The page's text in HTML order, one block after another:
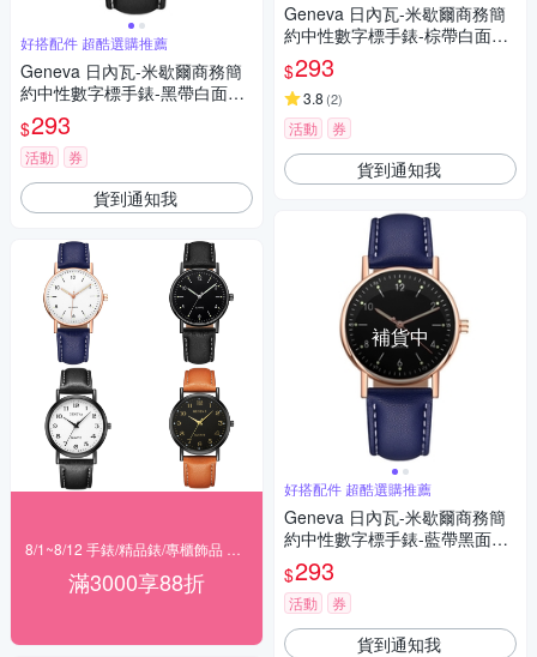
好搭配件 超酷選購推薦
Geneva 日內瓦-米歇爾商務簡
約中性數字標手錶-黑帶白面黑
框/36mm
$293
活動 券
貨到通知我
滿3000享88折
Geneva 日內瓦-米歇爾商務簡
約中性數字標手錶-棕帶白面黑
框/36mm
$293
3.8 (2)
活動 券
貨到通知我
補貨中
好搭配件 超酷選購推薦
Geneva 日內瓦-米歇爾商務簡
約中性數字標手錶-藍帶黑面玫
金框/36mm
$293
活動 券
貨到通知我